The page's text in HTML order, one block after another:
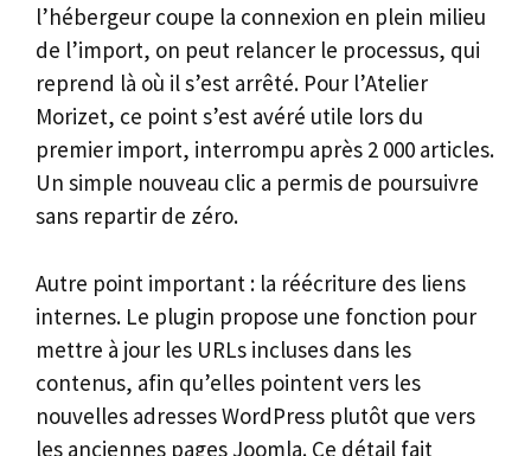
l’hébergeur coupe la connexion en plein milieu
de l’import, on peut relancer le processus, qui
reprend là où il s’est arrêté. Pour l’Atelier
Morizet, ce point s’est avéré utile lors du
premier import, interrompu après 2 000 articles.
Un simple nouveau clic a permis de poursuivre
sans repartir de zéro.
Autre point important : la réécriture des liens
internes. Le plugin propose une fonction pour
mettre à jour les URLs incluses dans les
contenus, afin qu’elles pointent vers les
nouvelles adresses WordPress plutôt que vers
les anciennes pages Joomla. Ce détail fait